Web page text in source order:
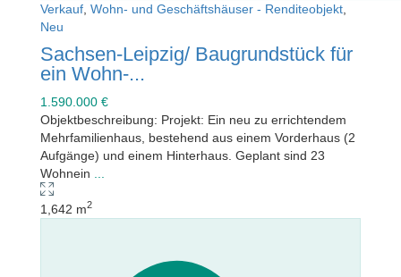
Verkauf Wohn- und Geschäftshäuser - Renditeobjekt
Neu
Sachsen-Leipzig/ Baugrundstück für
ein Wohn-...
1.590.000 €
Objektbeschreibung: Projekt: Ein neu zu errichtendem
Mehrfamilienhaus, bestehend aus einem Vorderhaus (2
Aufgänge) und einem Hinterhaus. Geplant sind 23
Wohnein
1,642 m2